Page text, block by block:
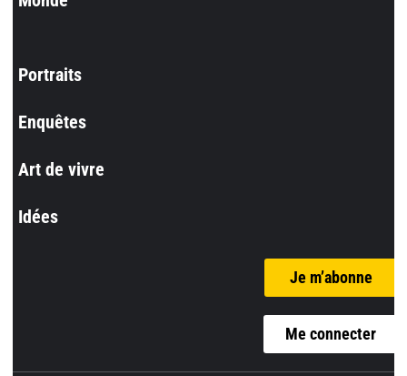
Portraits
Enquêtes
Art de vivre
Idées
Je m’abonne
Me connecter